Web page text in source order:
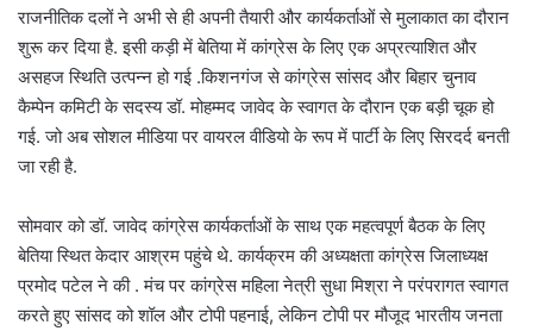
राजनीतिक दलों ने अभी से ही अपनी तैयारी और कार्यकर्ताओं से मुलाकात का दौरान
शुरू कर दिया है. इसी कड़ी में बेतिया में कांग्रेस के लिए एक अप्रत्याशित और
असहज स्थिति उत्पन्न हो गई .किशनगंज से कांग्रेस सांसद और बिहार चुनाव
कैम्पेन कमिटी के सदस्य डॉ. मोहम्मद जावेद के स्वागत के दौरान एक बड़ी चूक हो
गई. जो अब सोशल मीडिया पर वायरल वीडियो के रूप में पार्टी के लिए सिरदर्द बनती
जा रही है.
सोमवार को डॉ. जावेद कांग्रेस कार्यकर्ताओं के साथ एक महत्वपूर्ण बैठक के लिए
बेतिया स्थित केदार आश्रम पहुंचे थे. कार्यक्रम की अध्यक्षता कांग्रेस जिलाध्यक्ष
प्रमोद पटेल ने की . मंच पर कांग्रेस महिला नेत्री सुधा मिश्रा ने परंपरागत स्वागत
करते हुए सांसद को शॉल और टोपी पहनाई, लेकिन टोपी पर मौजूद भारतीय जनता